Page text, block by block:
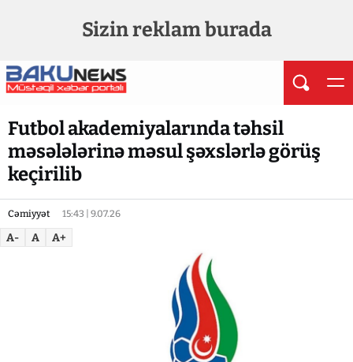
Sizin reklam burada
Futbol akademiyalarında təhsil
məsələlərinə məsul şəxslərlə görüş
keçirilib
Cəmiyyət 15:43 | 9.07.26
A- A A+